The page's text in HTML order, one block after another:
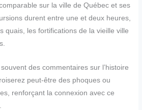
sur la ville de Québec et ses
durent entre une et deux heures,
quais, les fortifications de la vieille ville
des commentaires sur l’histoire
peut-être des phoques ou
renforçant la connexion avec ce